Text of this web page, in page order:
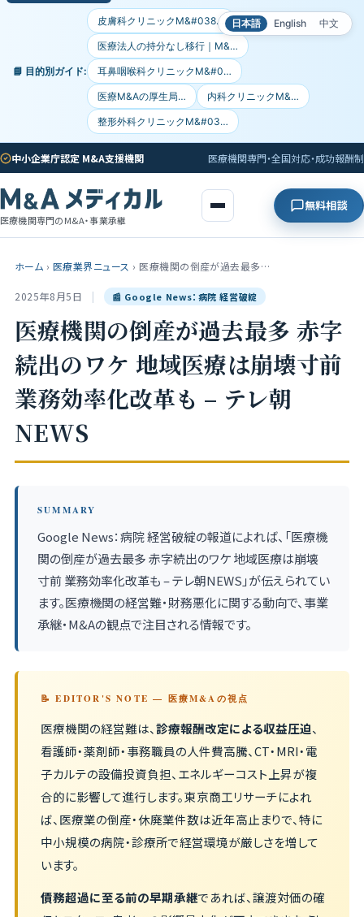
日本語 English 中文
📘 目的別ガイド:
皮膚科クリニックM&#038…
医療法人の持分なし移行｜M&…
耳鼻咽喉科クリニックM&#0…
医療M&Aの厚生局… 内科クリニックM&…
整形外科クリニックM&#03…
中小企業庁認定 M&A支援機関 医療機関専門・全国対応・成功報酬制
医療機関専門のM&A・事業承継
無料相談
ホーム › 医療業界ニュース › 医療機関の倒産が過去最多…
2025年8月5日 | 📰 Google News：病院 経営破綻
医療機関の倒産が過去最多 赤字
続出のワケ 地域医療は崩壊寸前
業務効率化改革も – テレ朝
NEWS
SUMMARY
Google News：病院 経営破綻の報道によれば、「医療機
関の倒産が過去最多 赤字続出のワケ 地域医療は崩壊
寸前 業務効率化改革も – テレ朝NEWS」が伝えられてい
ます。医療機関の経営難・財務悪化に関する動向で、事業
承継・M&Aの観点で注目される情報です。
📝 EDITOR'S NOTE — 医療M&Aの視点
医療機関の経営難は、診療報酬改定による収益圧迫、
看護師・薬剤師・事務職員の人件費高騰、CT・MRI・電
子カルテの設備投資負担、エネルギーコスト上昇が複
合的に影響して進行します。東京商工リサーチによれ
ば、医療業の倒産・休廃業件数は近年高止まりで、特に
中小規模の病院・診療所で経営環境が厳しさを増して
います。
債務超過に至る前の早期承継であれば、譲渡対価の確